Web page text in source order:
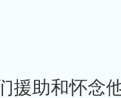
援助和怀念